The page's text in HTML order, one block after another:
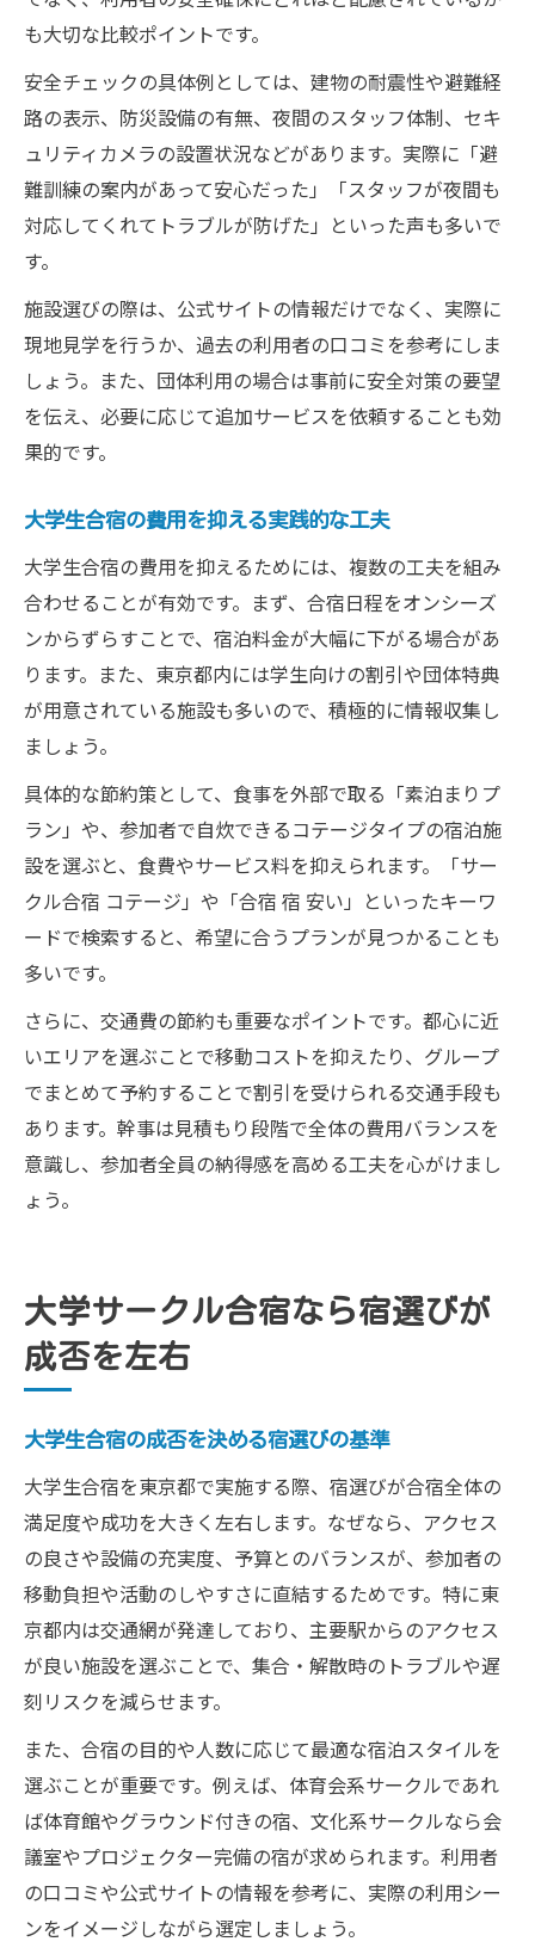
も大切な比較ポイントです。
安全チェックの具体例としては、建物の耐震性や避難経
路の表示、防災設備の有無、夜間のスタッフ体制、セキ
ュリティカメラの設置状況などがあります。実際に「避
難訓練の案内があって安心だった」「スタッフが夜間も
対応してくれてトラブルが防げた」といった声も多いで
す。
施設選びの際は、公式サイトの情報だけでなく、実際に
現地見学を行うか、過去の利用者の口コミを参考にしま
しょう。また、団体利用の場合は事前に安全対策の要望
を伝え、必要に応じて追加サービスを依頼することも効
果的です。
大学生合宿の費用を抑える実践的な工夫
大学生合宿の費用を抑えるためには、複数の工夫を組み
合わせることが有効です。まず、合宿日程をオンシーズ
ンからずらすことで、宿泊料金が大幅に下がる場合があ
ります。また、東京都内には学生向けの割引や団体特典
が用意されている施設も多いので、積極的に情報収集し
ましょう。
具体的な節約策として、食事を外部で取る「素泊まりプ
ラン」や、参加者で自炊できるコテージタイプの宿泊施
設を選ぶと、食費やサービス料を抑えられます。「サー
クル合宿 コテージ」や「合宿 宿 安い」といったキーワ
ードで検索すると、希望に合うプランが見つかることも
多いです。
さらに、交通費の節約も重要なポイントです。都心に近
いエリアを選ぶことで移動コストを抑えたり、グループ
でまとめて予約することで割引を受けられる交通手段も
あります。幹事は見積もり段階で全体の費用バランスを
意識し、参加者全員の納得感を高める工夫を心がけまし
ょう。
大学サークル合宿なら宿選びが
成否を左右
大学生合宿の成否を決める宿選びの基準
大学生合宿を東京都で実施する際、宿選びが合宿全体の
満足度や成功を大きく左右します。なぜなら、アクセス
の良さや設備の充実度、予算とのバランスが、参加者の
移動負担や活動のしやすさに直結するためです。特に東
京都内は交通網が発達しており、主要駅からのアクセス
が良い施設を選ぶことで、集合・解散時のトラブルや遅
刻リスクを減らせます。
また、合宿の目的や人数に応じて最適な宿泊スタイルを
選ぶことが重要です。例えば、体育会系サークルであれ
ば体育館やグラウンド付きの宿、文化系サークルなら会
議室やプロジェクター完備の宿が求められます。利用者
の口コミや公式サイトの情報を参考に、実際の利用シー
ンをイメージしながら選定しましょう。